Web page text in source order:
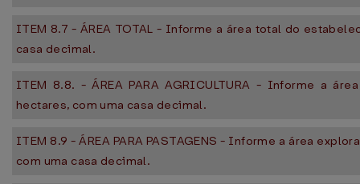
ITEM 8.7 - ÁREA TOTAL - Informe a área total do
casa decimal.
ITEM 8.8. - ÁREA PARA AGRICULTURA - Informe a
hectares, com uma casa decimal.
ITEM 8.9 - ÁREA PARA PASTAGENS - Informe a área
com uma casa decimal.